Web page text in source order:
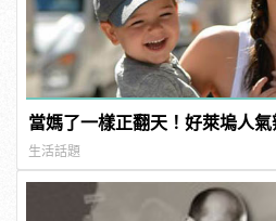
當媽了一樣正翻天！好萊塢人
生活話題